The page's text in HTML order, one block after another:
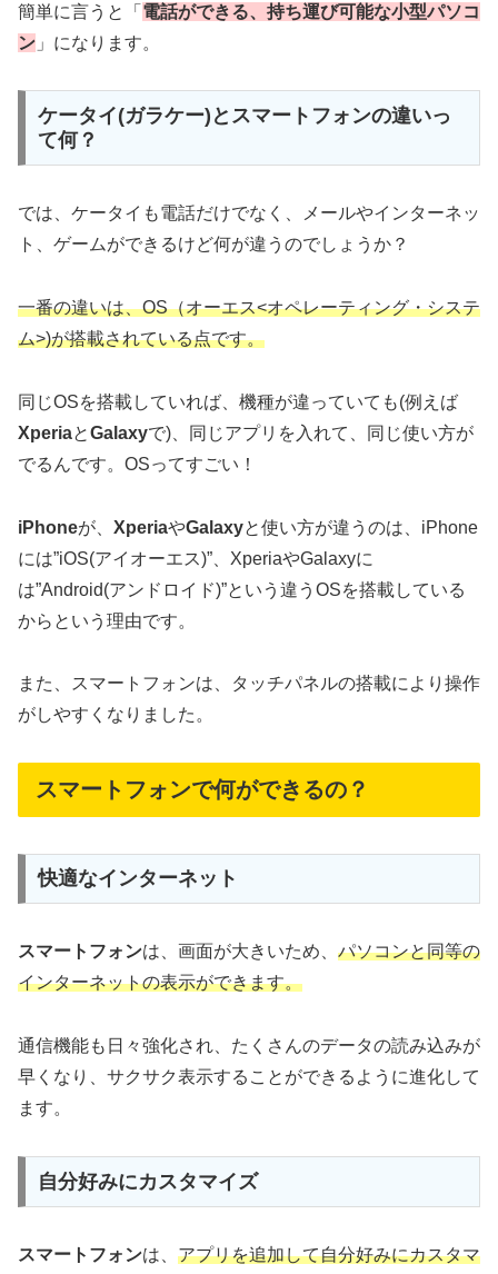
簡単に言うと「 電話ができる、持ち運び可能な小型パソコ
ン 」になります。
ケータイ(ガラケー)とスマートフォンの違いっ
て何？
では、ケータイも電話だけでなく、メールやインターネッ
ト、ゲームができるけど何が違うのでしょうか？
一番の違いは、OS（オーエス<オペレーティング・システ
ム>)が搭載されている点です。
同じOSを搭載していれば、機種が違っていても(例えば
XperiaとGalaxyで)、同じアプリを入れて、同じ使い方が
でるんです。OSってすごい！
iPhoneが、 XperiaやGalaxyと使い方が違うのは、iPhone
には”iOS(アイオーエス)”、XperiaやGalaxyに
は”Android(アンドロイド)”という違うOSを搭載している
からという理由です。
また、スマートフォンは、タッチパネルの搭載により操作
がしやすくなりました。
スマートフォンで何ができるの？
快適なインターネット
スマートフォンは、画面が大きいため、 パソコンと同等の
インターネットの表示ができます。
通信機能も日々強化され、たくさんのデータの読み込みが
早くなり、サクサク表示することができるように進化して
ます。
自分好みにカスタマイズ
スマートフォンは、 アプリを追加して自分好みにカスタマ